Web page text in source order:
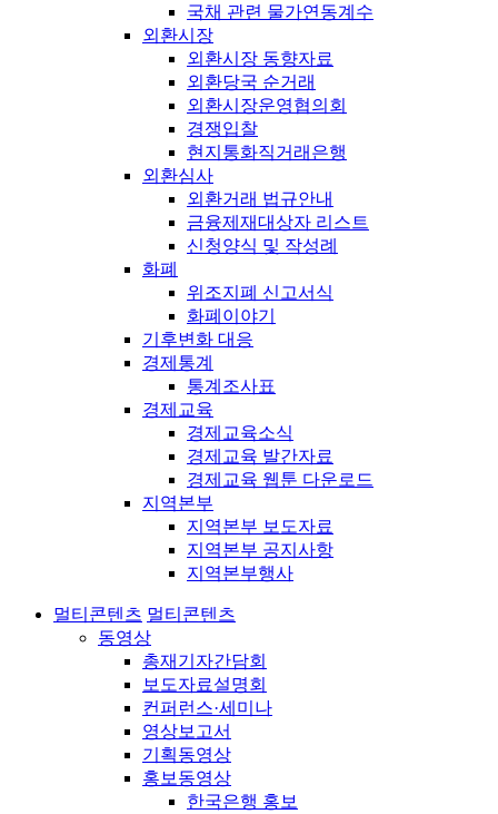
국채 관련 물가연동계수
외환시장
외환시장 동향자료
외환당국 순거래
외환시장운영협의회
경쟁입찰
현지통화직거래은행
외환심사
외환거래 법규안내
금융제재대상자 리스트
신청양식 및 작성례
화폐
위조지폐 신고서식
화폐이야기
기후변화 대응
경제통계
통계조사표
경제교육
경제교육소식
경제교육 발간자료
경제교육 웹툰 다운로드
지역본부
지역본부 보도자료
지역본부 공지사항
지역본부행사
멀티콘텐츠 멀티콘텐츠
동영상
총재기자간담회
보도자료설명회
컨퍼런스·세미나
영상보고서
기획동영상
홍보동영상
한국은행 홍보